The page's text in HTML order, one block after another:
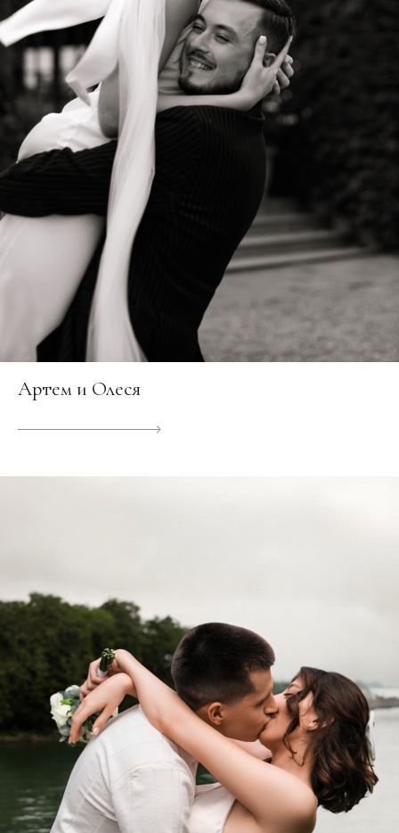
Артем и Олеся